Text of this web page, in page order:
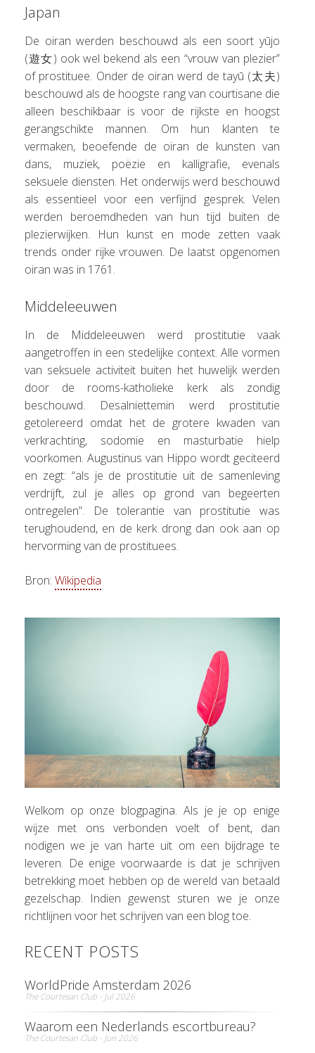
Japan
De oiran werden beschouwd als een soort yūjo
(遊女) ook wel bekend als een “vrouw van plezier”
of prostituee. Onder de oiran werd de tayū (太夫)
beschouwd als de hoogste rang van courtisane die
alleen beschikbaar is voor de rijkste en hoogst
gerangschikte mannen. Om hun klanten te
vermaken, beoefende de oiran de kunsten van
dans, muziek, poëzie en kalligrafie, evenals
seksuele diensten. Het onderwijs werd beschouwd
als essentieel voor een verfijnd gesprek. Velen
werden beroemdheden van hun tijd buiten de
plezierwijken. Hun kunst en mode zetten vaak
trends onder rijke vrouwen. De laatst opgenomen
oiran was in 1761.
Middeleeuwen
In de Middeleeuwen werd prostitutie vaak
aangetroffen in een stedelijke context. Alle vormen
van seksuele activiteit buiten het huwelijk werden
door de rooms-katholieke kerk als zondig
beschouwd. Desalniettemin werd prostitutie
getolereerd omdat het de grotere kwaden van
verkrachting, sodomie en masturbatie hielp
voorkomen. Augustinus van Hippo wordt geciteerd
en zegt: “als je de prostitutie uit de samenleving
verdrijft, zul je alles op grond van begeerten
ontregelen”. De tolerantie van prostitutie was
terughoudend, en de kerk drong dan ook aan op
hervorming van de prostituees.
Bron: Wikipedia
Welkom op onze blogpagina. Als je je op enige
wijze met ons verbonden voelt of bent, dan
nodigen we je van harte uit om een bijdrage te
leveren. De enige voorwaarde is dat je schrijven
betrekking moet hebben op de wereld van betaald
gezelschap. Indien gewenst sturen we je onze
richtlijnen voor het schrijven van een blog toe.
RECENT POSTS
WorldPride Amsterdam 2026
The Courtesan Club - Jul 2026
Waarom een Nederlands escortbureau?
The Courtesan Club - Jun 2026